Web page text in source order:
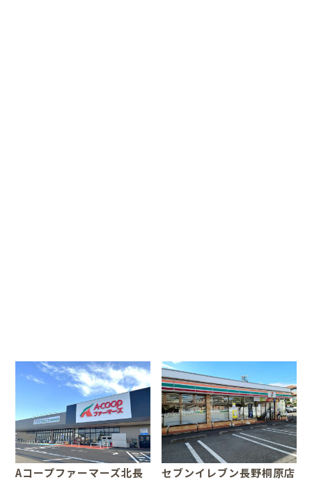
Aコープファーマーズ北長
セブンイレブン長野桐原店